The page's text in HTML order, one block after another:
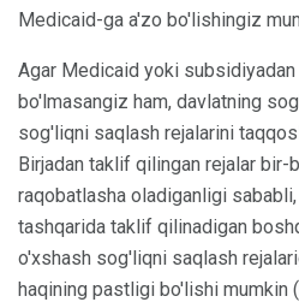
Medicaid-ga a'zo bo'lishingiz
Agar Medicaid yoki
bo'lmasangiz ham, davlatning
sog'liqni saqlash rejalarini
Birjadan taklif qilingan rejalar
raqobatlasha oladiganligi
tashqarida taklif qilinadigan
o'xshash sog'liqni saqlash
haqining pastligi bo'lishi mumkin